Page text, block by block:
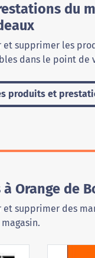
du
et supprimer les
dans le point de
produits et
Orange de
et supprimer des